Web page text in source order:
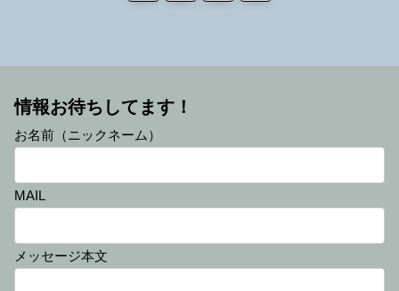
情報お待ちしてます！
お名前（ニックネーム）
MAIL
メッセージ本文